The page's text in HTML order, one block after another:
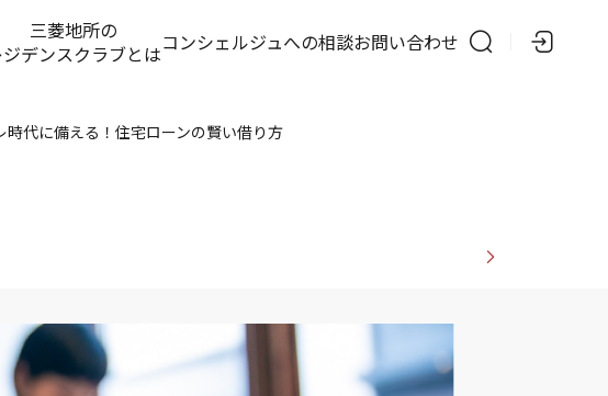
三菱地所の
ジデンスクラブとはコンシェルジュへの相談お問い合わせ
時代に備える！住宅ローンの賢い借り方